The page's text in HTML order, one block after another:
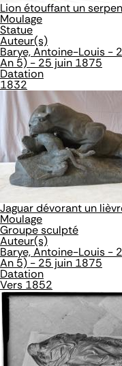
Lion étouffant un
Moulage
Statue
Auteur(s)
Barye, Antoine-Louis -
An 5) - 25 juin 1875
Datation
1832
Jaguar dévorant un
Moulage
Groupe sculpté
Auteur(s)
Barye, Antoine-Louis -
An 5) - 25 juin 1875
Datation
Vers 1852